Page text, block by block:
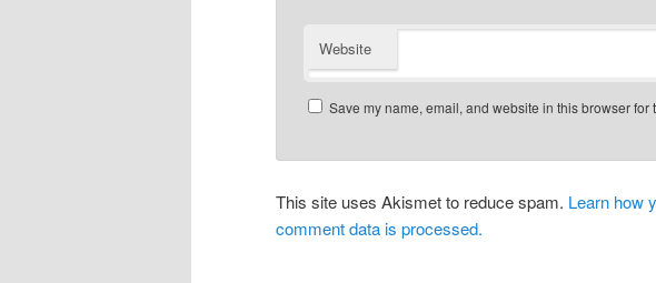
Website
Save my name, email, and website in this browser for
This site uses Akismet to reduce spam. Learn how
comment data is processed.